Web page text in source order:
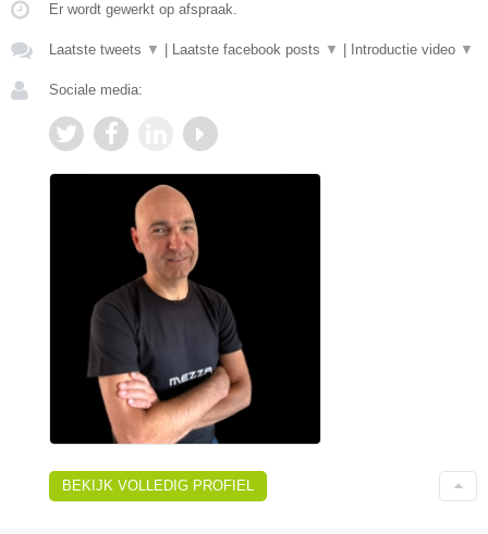
Er wordt gewerkt op afspraak.
Laatste tweets ▼ Laatste facebook posts ▼ Introductie video ▼
Sociale media:
BEKIJK VOLLEDIG PROFIEL